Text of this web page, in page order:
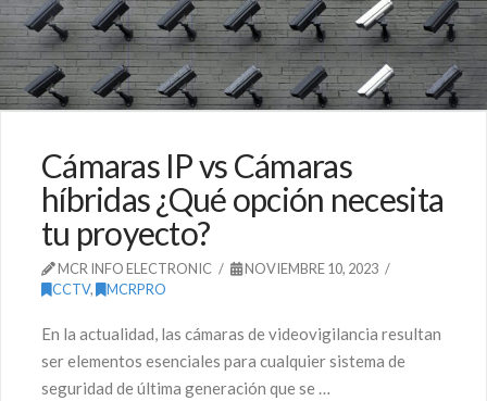
Cámaras IP vs Cámaras
híbridas ¿Qué opción necesita
tu proyecto?
MCR INFO ELECTRONIC
NOVIEMBRE 10, 2023
CCTV, MCRPRO
En la actualidad, las cámaras de videovigilancia resultan
ser elementos esenciales para cualquier sistema de
seguridad de última generación que se …